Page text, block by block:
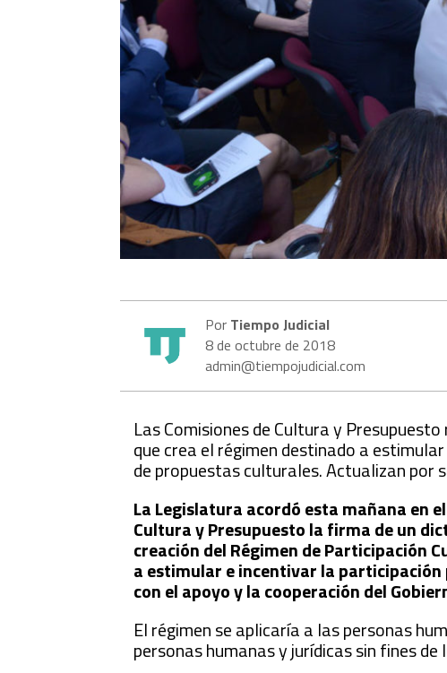
Por Tiempo Judicial
8 de octubre de 2018
admin@tiempojudicial.com
Las Comisiones de Cultura y
que crea el régimen destinado a
de propuestas culturales. Actualizan por
La Legislatura acordó esta mañana en
Cultura y Presupuesto la firma de un
creación del Régimen de Participación
a estimular e incentivar la
con el apoyo y la cooperación del
El régimen se aplicaría a las personas
personas humanas y jurídicas sin fines